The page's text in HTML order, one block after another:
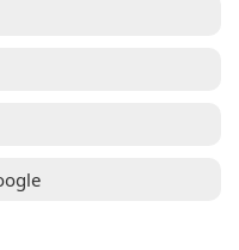
-31°C (зона USDA 4)